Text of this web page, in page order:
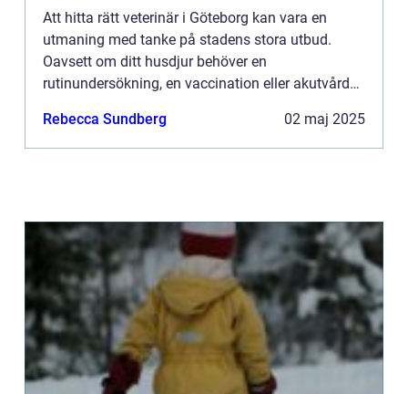
Att hitta rätt veterinär i Göteborg kan vara en
utmaning med tanke på stadens stora utbud.
Oavsett om ditt husdjur behöver en
rutinundersökning, en vaccination eller akutvård
Rebecca Sundberg 02 maj 2025